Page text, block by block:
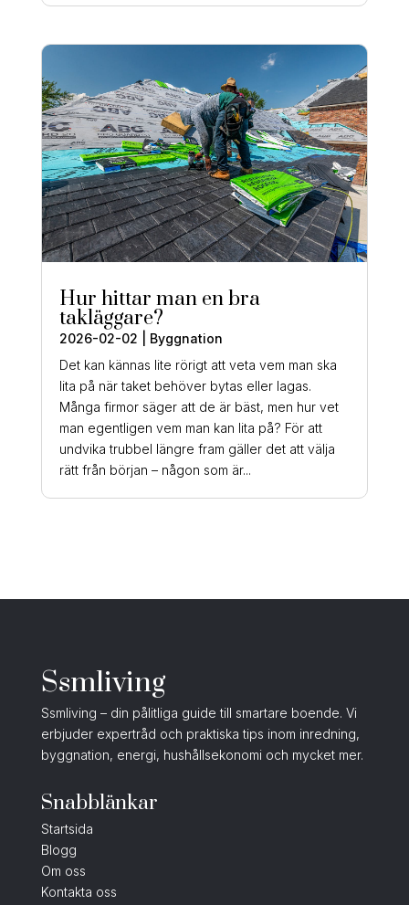
Hur hittar man en bra
takläggare?
2026-02-02
Byggnation
Det kan kännas lite rörigt att veta vem man ska
lita på när taket behöver bytas eller lagas.
Många firmor säger att de är bäst, men hur vet
man egentligen vem man kan lita på? För att
undvika trubbel längre fram gäller det att välja
rätt från början – någon som är...
Ssmliving
Ssmliving – din pålitliga guide till smartare boende. Vi
erbjuder expertråd och praktiska tips inom inredning,
byggnation, energi, hushållsekonomi och mycket mer.
Snabblänkar
Startsida
Blogg
Om oss
Kontakta oss